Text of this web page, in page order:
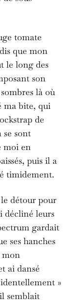
tomate
que mon
le long des
son
là où
ma bite, qui
de
se sont
moi en
puis il a
timidement.
détour pour
décliné leurs
gardait
ses hanches
mon
ai dansé
»
semblait